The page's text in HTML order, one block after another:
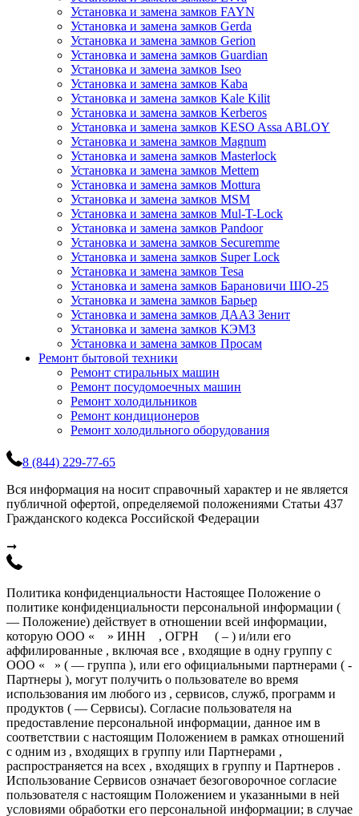
Установка и замена замков FAYN
Установка и замена замков Gerda
Установка и замена замков Gerion
Установка и замена замков Guardian
Установка и замена замков Iseo
Установка и замена замков Kaba
Установка и замена замков Kale Kilit
Установка и замена замков Kerberos
Установка и замена замков KESO Assa ABLOY
Установка и замена замков Magnum
Установка и замена замков Masterlock
Установка и замена замков Mettem
Установка и замена замков Mottura
Установка и замена замков MSM
Установка и замена замков Mul-T-Lock
Установка и замена замков Pandoor
Установка и замена замков Securemme
Установка и замена замков Super Lock
Установка и замена замков Tesa
Установка и замена замков Барановичи ШО-25
Установка и замена замков Барьер
Установка и замена замков ДААЗ Зенит
Установка и замена замков КЭМЗ
Установка и замена замков Просам
Ремонт бытовой техники
Ремонт стиральных машин
Ремонт посудомоечных машин
Ремонт холодильников
Ремонт кондиционеров
Ремонт холодильного оборудования
8 (844) 229-77-65
Вся информация на носит справочный характер и не является
публичной офертой, определяемой положениями Статьи 437
Гражданского кодекса Российской Федерации
➞
Политика конфиденциальности Настоящее Положение о
политике конфиденциальности персональной информации (
— Положение) действует в отношении всей информации,
которую ООО « » ИНН , ОГРН ( – ) и/или его
аффилированные , включая все , входящие в одну группу с
ООО « » ( — группа ), или его официальными партнерами ( -
Партнеры ), могут получить о пользователе во время
использования им любого из , сервисов, служб, программ и
продуктов ( — Сервисы). Согласие пользователя на
предоставление персональной информации, данное им в
соответствии с настоящим Положением в рамках отношений
с одним из , входящих в группу или Партнерами ,
распространяется на всех , входящих в группу и Партнеров .
Использование Сервисов означает безоговорочное согласие
пользователя с настоящим Положением и указанными в ней
условиями обработки его персональной информации; в случае